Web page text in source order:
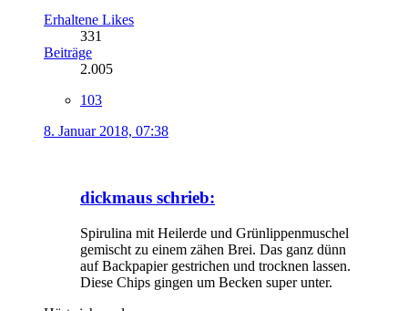
Erhaltene Likes
331
Beiträge
2.005
103
8. Januar 2018, 07:38
dickmaus schrieb:
Spirulina mit Heilerde und Grünlippenmuschel
gemischt zu einem zähen Brei. Das ganz dünn
auf Backpapier gestrichen und trocknen lassen.
Diese Chips gingen um Becken super unter.